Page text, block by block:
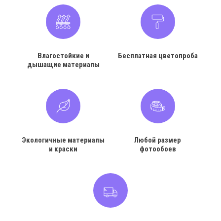
Влагостойкие и
дышащие материалы
Бесплатная цветопроба
Экологичные материалы
и краски
Любой размер
фотообоев